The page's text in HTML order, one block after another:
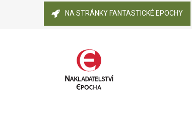
NA STRÁNKY FANTASTICKÉ EPOCHY